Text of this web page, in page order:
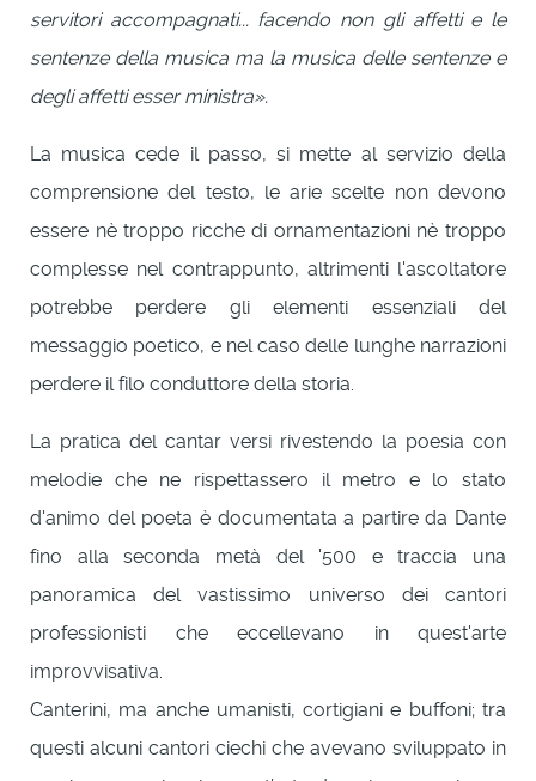
servitori accompagnati... facendo non gli affetti e le
sentenze della musica ma la musica delle sentenze e
degli affetti esser ministra».
La musica cede il passo, si mette al servizio della
comprensione del testo, le arie scelte non devono
essere nè troppo ricche di ornamentazioni nè troppo
complesse nel contrappunto, altrimenti l'ascoltatore
potrebbe perdere gli elementi essenziali del
messaggio poetico, e nel caso delle lunghe narrazioni
perdere il filo conduttore della storia.
La pratica del cantar versi rivestendo la poesia con
melodie che ne rispettassero il metro e lo stato
d'animo del poeta è documentata a partire da Dante
fino alla seconda metà del '500 e traccia una
panoramica del vastissimo universo dei cantori
professionisti che eccellevano in quest'arte
improvvisativa.
Canterini, ma anche umanisti, cortigiani e buffoni; tra
questi alcuni cantori ciechi che avevano sviluppato in